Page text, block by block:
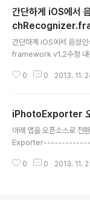
간단하게 iOS에서
수 있는 문제 수정
간단하게 iOS에서 음성
framework v1.2수정 내
발생했었습니다.프레임웍
0 0 2013. 11.
iPhotoExporter
아래 앱을 오픈소스로
보내기 해 주지 않습니다.
0 0 2013. 11.